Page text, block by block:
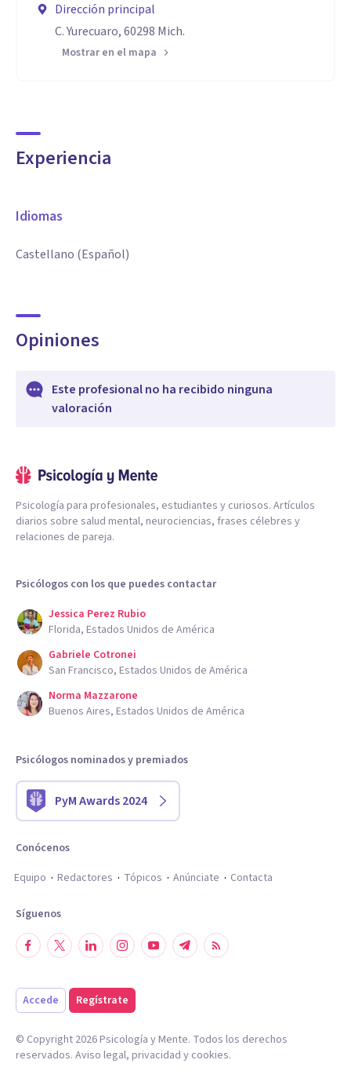
Dirección principal
C. Yurecuaro, 60298 Mich.
Mostrar en el mapa
Experiencia
Idiomas
Castellano (Español)
Opiniones
Este profesional no ha recibido ninguna
valoración
Psicología para profesionales, estudiantes y curiosos. Artículos
diarios sobre salud mental, neurociencias, frases célebres y
relaciones de pareja.
Psicólogos con los que puedes contactar
Jessica Perez Rubio
Florida, Estados Unidos de América
Gabriele Cotronei
San Francisco, Estados Unidos de América
Norma Mazzarone
Buenos Aires, Estados Unidos de América
Psicólogos nominados y premiados
PyM Awards 2024
Conócenos
Equipo
Redactores Tópicos Anúnciate Contacta
Síguenos
Accede Regístrate
© Copyright 2026Psicología y Mente. Todos los derechos
reservados. Aviso legal, privacidad y cookies.